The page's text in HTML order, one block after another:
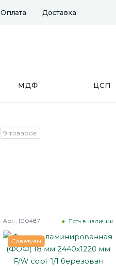
Оплата Доставка
МДФ ЦСП
9 товаров
Советуем
Есть в наличии
Арт.: 100487